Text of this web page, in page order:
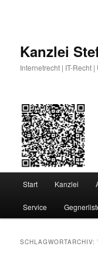
Kanzlei
Internetrecht | IT-Recht
Start Kanzlei
Service
SCHLAGWORTARCHIV: